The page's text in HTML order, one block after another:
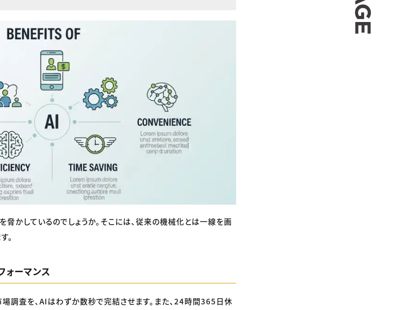
かしているのでしょうか。そこには、従来の機械化とは一線を画
。
ォーマンス
調査を、AIはわずか数秒で完結させます。また、24時間365日休